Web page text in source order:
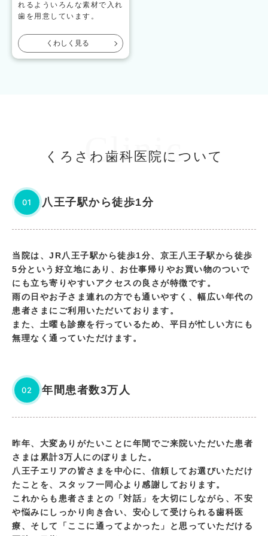
れるよういろんな素材で入れ
歯を用意しています。
くわしく見る
Clinic
くろさわ歯科医院について
01 八王子駅から徒歩1分
当院は、JR八王子駅から徒歩1分、京王八王子駅から徒歩
5分という好立地にあり、お仕事帰りやお買い物のついで
にも立ち寄りやすいアクセスの良さが特徴です。
雨の日やお子さま連れの方でも通いやすく、幅広い年代の
患者さまにご利用いただいております。
また、土曜も診療を行っているため、平日が忙しい方にも
無理なく通っていただけます。
02 年間患者数3万人
昨年、大変ありがたいことに年間でご来院いただいた患者
さまは累計3万人にのぼりました。
八王子エリアの皆さまを中心に、信頼してお選びいただけ
たことを、スタッフ一同心より感謝しております。
これからも患者さまとの「対話」を大切にしながら、不安
や悩みにしっかり向き合い、安心して受けられる歯科医
療、そして「ここに通ってよかった」と思っていただける